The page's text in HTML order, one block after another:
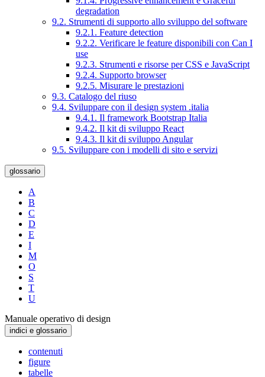
degradation
9.2. Strumenti di supporto allo sviluppo del software
9.2.1. Feature detection
9.2.2. Verificare le feature disponibili con Can I
use
9.2.3. Strumenti e risorse per CSS e JavaScript
9.2.4. Supporto browser
9.2.5. Misurare le prestazioni
9.3. Catalogo del riuso
9.4. Sviluppare con il design system .italia
9.4.1. Il framework Bootstrap Italia
9.4.2. Il kit di sviluppo React
9.4.3. Il kit di sviluppo Angular
9.5. Sviluppare con i modelli di sito e servizi
glossario
A
B
C
D
E
I
M
O
S
T
U
Manuale operativo di design
indici e glossario
contenuti
figure
tabelle